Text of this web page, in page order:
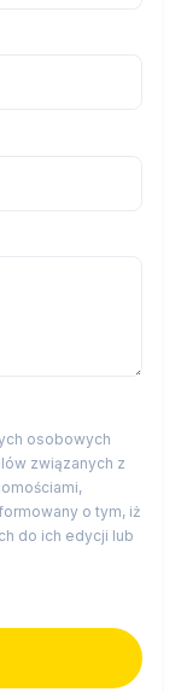
osobowych
związanych z
o tym, iż
do ich edycji lub